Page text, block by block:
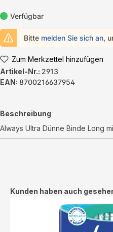
Verfügbar
Bitte melden Sie sich an,
Zum Merkzettel hinzufügen
Artikel-Nr.: 2913
EAN: 8700216637954
Beschreibung
Always Ultra Dünne Binde Long
Produktgalerie überspringen
Kunden haben auch